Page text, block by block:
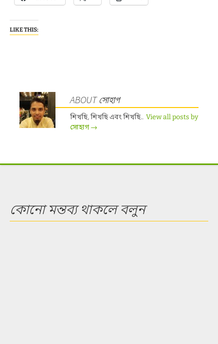
LIKE THIS:
ABOUT সোহাগ
শিখছি, শিখছি এবং শিখছি.. View all posts by
সোহাগ→
কোনো মন্তব্য থাকলে বলুন